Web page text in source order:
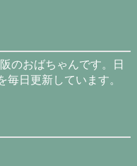
のおばちゃんです。日
日更新しています。